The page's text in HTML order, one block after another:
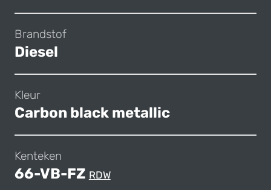
Brandstof
Diesel
Kleur
Carbon black metallic
Kenteken
66-VB-FZ RDW